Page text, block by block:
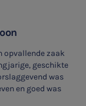
opvallende zaak
geschikte
was
en goed was